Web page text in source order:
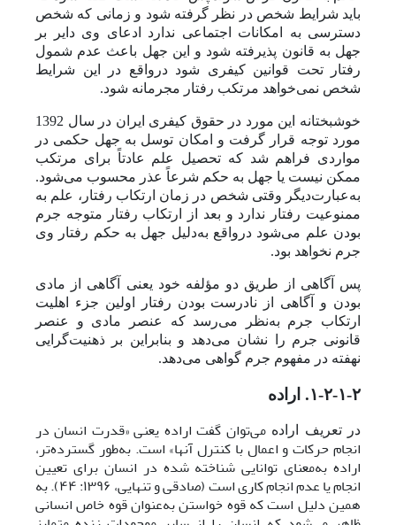
باید شرایط شخص در نظر گرفته شود و زمانی که شخص
دسترسی به امکانات اجتماعی ندارد ادعای وی دایر بر
جهل به قانون پذیرفته شود و این جهل باعث عدم شمول
رفتار تحت قوانین کیفری شود در‌واقع در این شرایط
شخص نمی‌خواهد مرتکب رفتار مجرمانه شود.
خوشبختانه این مورد در حقوق کیفری ایران در سال 1392
مورد توجه قرار گرفت و امکان توسل به جهل حکمی در
مواردی ‌فراهم شد که تحصیل علم عادتاً برای مرتکب
ممکن نیست یا جهل به حکم شرعاً عذر محسوب می‌شود.
به‌عبارت‌دیگر وقتی شخص در زمان ارتکاب رفتار، علم به
ممنوعیت رفتار ندارد و بعد از ارتکاب رفتار متوجه جرم
بودن علم می‌شود درواقع به‌دلیل جهل به حکم رفتار وی
جرم نخواهد بود.
پس آگاهی از طریق دو مؤلفه خود یعنی آگاهی از مادی
بودن و آگاهی از نادرست بودن رفتار اولین جزء اهلیت
ارتکاب جرم به‌نظر می‌رسد که عنصر مادی و عنصر
قانونی جرم را نشان می‌دهد و بنابراین بر ذهنیت‌گرایی
نهفته در مفهوم جرم گواهی می‌دهد.
۱-۲-۱-۲. اراده
در تعریف اراده می‌توان گفت اراده یعنی «قدرت انسان در
انجام حرکات و اعمال با کنترل آنها» است. به‌‌طور گسترده‌تر،
اراده به‌معنای توانایی شناخته شده در انسان برای تعیین
انجام یا عدم انجام کاری است (صادقی و تنهایی، ۱۳۹۶: ۴۴). به
همین دلیل است که قوه خواستن به‌عنوان قوه خاص انسانی